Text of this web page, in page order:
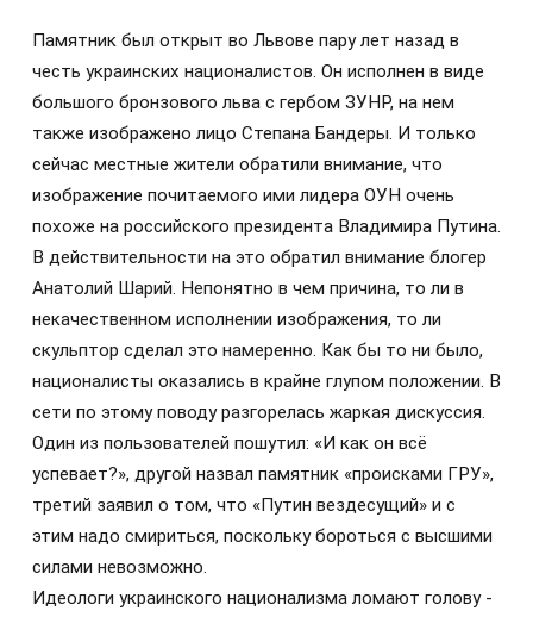
Памятник был открыт во Львове пару лет назад в
честь украинских националистов. Он исполнен в виде
большого бронзового льва с гербом ЗУНР, на нем
также изображено лицо Степана Бандеры. И только
сейчас местные жители обратили внимание, что
изображение почитаемого ими лидера ОУН очень
похоже на российского президента Владимира Путина.
В действительности на это обратил внимание блогер
Анатолий Шарий. Непонятно в чем причина, то ли в
некачественном исполнении изображения, то ли
скульптор сделал это намеренно. Как бы то ни было,
националисты оказались в крайне глупом положении. В
сети по этому поводу разгорелась жаркая дискуссия.
Один из пользователей пошутил: «И как он всё
успевает?», другой назвал памятник «происками ГРУ»,
третий заявил о том, что «Путин вездесущий» и с
этим надо смириться, поскольку бороться с высшими
силами невозможно.
Идеологи украинского национализма ломают голову -